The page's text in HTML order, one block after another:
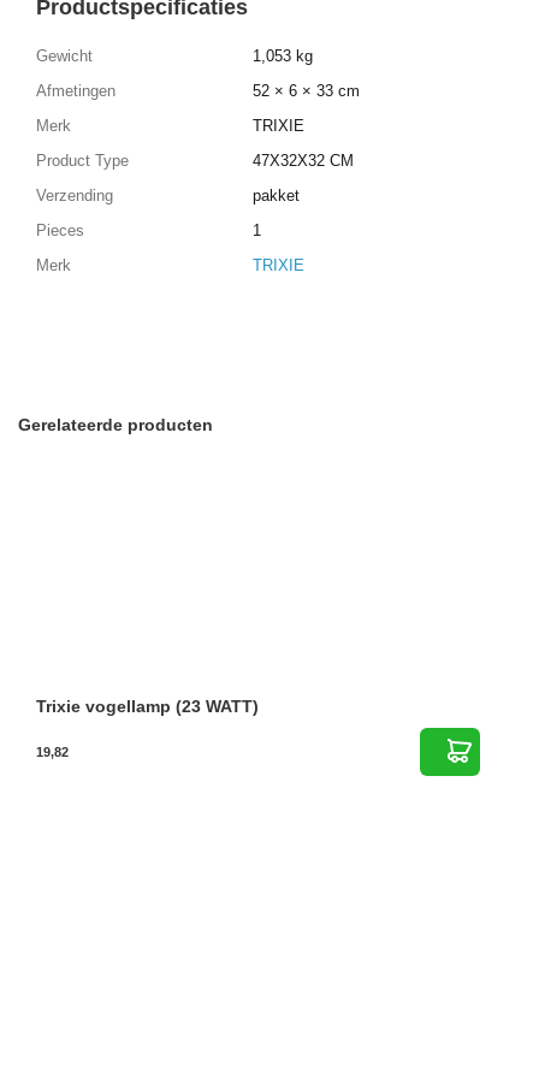
Productspecificaties
Gewicht
1,053 kg
Afmetingen
52 × 6 × 33 cm
Merk
TRIXIE
Product Type
47X32X32 CM
Verzending
pakket
Pieces
1
Merk
TRIXIE
Gerelateerde producten
Trixie vogellamp (23 WATT)
19,82